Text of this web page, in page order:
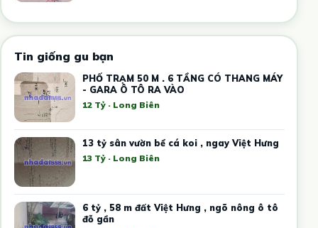
Tin giống gu bạn
PHỐ TRẠM 50 M . 6 TẦNG CÓ THANG MÁY
- GARA Ô TÔ RA VÀO
12 Tỷ · Long Biên
13 tỷ sân vườn bể cá koi , ngay Việt Hưng
13 Tỷ · Long Biên
6 tỷ , 58 m đất Việt Hưng , ngõ nông ô tô
đỗ gần